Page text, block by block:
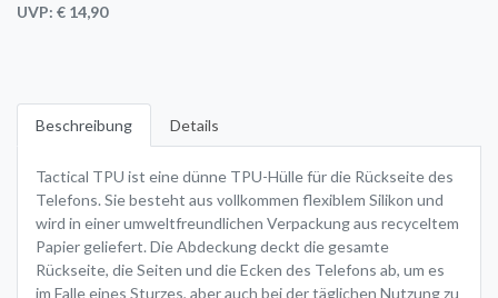
UVP: € 14,90
Beschreibung Details
Tactical TPU ist eine dünne TPU-Hülle für die Rückseite des
Telefons. Sie besteht aus vollkommen flexiblem Silikon und
wird in einer umweltfreundlichen Verpackung aus recyceltem
Papier geliefert. Die Abdeckung deckt die gesamte
Rückseite, die Seiten und die Ecken des Telefons ab, um es
im Falle eines Sturzes, aber auch bei der täglichen Nutzung zu